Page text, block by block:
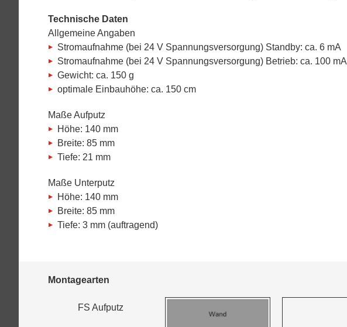
Technische Daten
Allgemeine Angaben
Stromaufnahme (bei 24 V Spannungsversorgung) Standby: ca. 6 mA
Stromaufnahme (bei 24 V Spannungsversorgung) Betrieb: ca. 100 mA
Gewicht: ca. 150 g
optimale Einbauhöhe: ca. 150 cm
Maße Aufputz
Höhe: 140 mm
Breite: 85 mm
Tiefe: 21 mm
Maße Unterputz
Höhe: 140 mm
Breite: 85 mm
Tiefe: 3 mm (auftragend)
Montagearten
FS Aufputz